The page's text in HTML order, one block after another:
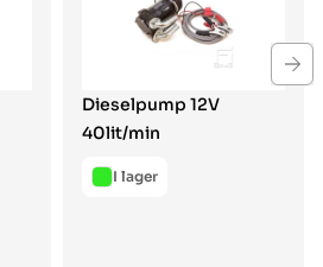
Dieselpump 12V
40lit/min
I lager